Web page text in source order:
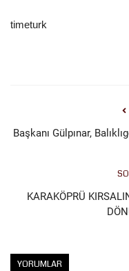
timeturk
Başkanı Gülpınar,
KARAKÖPRÜ
YORUMLAR